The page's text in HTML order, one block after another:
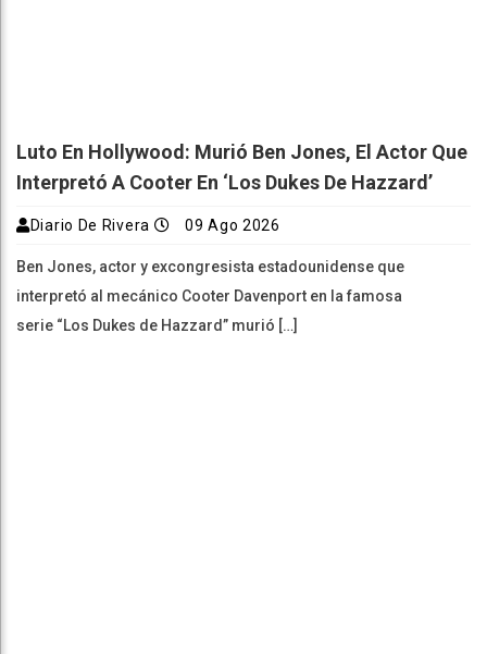
Luto En Hollywood: Murió Ben Jones, El Actor Que
Interpretó A Cooter En ‘Los Dukes De Hazzard’
Diario De Rivera 09 Ago 2026
Ben Jones, actor y excongresista estadounidense que
interpretó al mecánico Cooter Davenport en la famosa
serie “Los Dukes de Hazzard” murió […]